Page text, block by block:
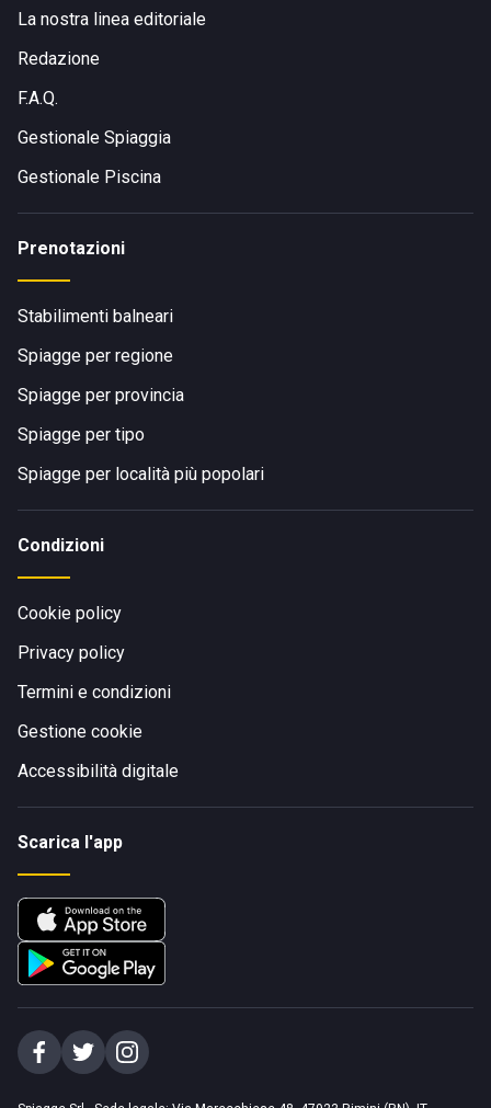
La nostra linea editoriale
Redazione
F.A.Q.
Gestionale Spiaggia
Gestionale Piscina
Prenotazioni
Stabilimenti balneari
Spiagge per regione
Spiagge per provincia
Spiagge per tipo
Spiagge per località più popolari
Condizioni
Cookie policy
Privacy policy
Termini e condizioni
Gestione cookie
Accessibilità digitale
Scarica l'app